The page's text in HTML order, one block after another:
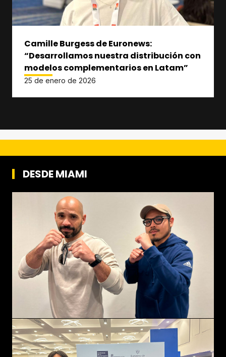
Camille Burgess de Euronews:
“Desarrollamos nuestra distribución con
modelos complementarios en Latam”
25 de enero de 2026
DESDE MIAMI